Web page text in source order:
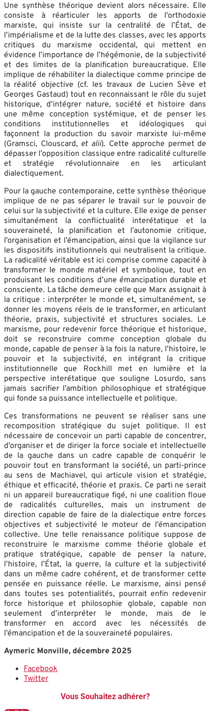
Une synthèse théorique devient alors nécessaire. Elle
consiste à réarticuler les apports de l’orthodoxie
marxiste, qui insiste sur la centralité de l’État, de
l’impérialisme et de la lutte des classes, avec les apports
critiques du marxisme occidental, qui mettent en
évidence l’importance de l’hégémonie, de la subjectivité
et des limites de la planification bureaucratique. Elle
implique de réhabiliter la dialectique comme principe de
la réalité objective (cf. les travaux de Lucien Sève et
Georges Gastaud) tout en reconnaissant le rôle du sujet
historique, d’intégrer nature, société et histoire dans
une même conception systémique, et de penser les
conditions institutionnelles et idéologiques qui
façonnent la production du savoir marxiste lui-même
(Gramsci, Clouscard, et alii). Cette approche permet de
dépasser l’opposition classique entre radicalité culturelle
et stratégie révolutionnaire en les articulant
dialectiquement.
Pour la gauche contemporaine, cette synthèse théorique
implique de ne pas séparer le travail sur le pouvoir de
celui sur la subjectivité et la culture. Elle exige de penser
simultanément la conflictualité interétatique et la
souveraineté, la planification et l’autonomie critique,
l’organisation et l’émancipation, ainsi que la vigilance sur
les dispositifs institutionnels qui neutralisent la critique.
La radicalité véritable est ici comprise comme capacité à
transformer le monde matériel et symbolique, tout en
produisant les conditions d’une émancipation durable et
consciente. La tâche demeure celle que Marx assignait à
la critique : interpréter le monde et, simultanément, se
donner les moyens réels de le transformer, en articulant
théorie, praxis, subjectivité et structures sociales. Le
marxisme, pour redevenir force théorique et historique,
doit se reconstruire comme conception globale du
monde, capable de penser à la fois la nature, l’histoire, le
pouvoir et la subjectivité, en intégrant la critique
institutionnelle que Rockhill met en lumière et la
perspective interétatique que souligne Losurdo, sans
jamais sacrifier l’ambition philosophique et stratégique
qui fonde sa puissance intellectuelle et politique.
Ces transformations ne peuvent se réaliser sans une
recomposition stratégique du sujet politique. Il est
nécessaire de concevoir un parti capable de concentrer,
d’organiser et de diriger la force sociale et intellectuelle
de la gauche dans un cadre capable de conquérir le
pouvoir tout en transformant la société, un parti-prince
au sens de Machiavel, qui articule vision et stratégie,
éthique et efficacité, théorie et praxis. Ce parti ne serait
ni un appareil bureaucratique figé, ni une coalition floue
de radicalités culturelles, mais un instrument de
direction capable de faire de la dialectique entre forces
objectives et subjectivité le moteur de l’émancipation
collective. Une telle renaissance politique suppose de
reconstruire le marxisme comme théorie globale et
pratique stratégique, capable de penser la nature,
l’histoire, l’État, la guerre, la culture et la subjectivité
dans un même cadre cohérent, et de transformer cette
pensée en puissance réelle. Le marxisme, ainsi pensé
dans toutes ses potentialités, pourrait enfin redevenir
force historique et philosophie globale, capable non
seulement d’interpréter le monde, mais de le
transformer en accord avec les nécessités de
l’émancipation et de la souveraineté populaires.
Aymeric Monville, décembre 2025
Facebook
Twitter
Vous Souhaitez adhérer?